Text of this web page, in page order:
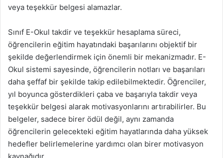
veya teşekkür belgesi alamazlar.
Sınıf E-Okul takdir ve teşekkür hesaplama süreci,
öğrencilerin eğitim hayatındaki başarılarını objektif bir
şekilde değerlendirmek için önemli bir mekanizmadır. E-
Okul sistemi sayesinde, öğrencilerin notları ve başarıları
daha şeffaf bir şekilde takip edilebilmektedir. Öğrenciler,
yıl boyunca gösterdikleri çaba ve başarıyla takdir veya
teşekkür belgesi alarak motivasyonlarını artırabilirler. Bu
belgeler, sadece birer ödül değil, aynı zamanda
öğrencilerin gelecekteki eğitim hayatlarında daha yüksek
hedefler belirlemelerine yardımcı olan birer motivasyon